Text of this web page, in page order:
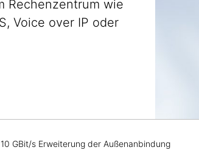
Rechenzentrum wie
Voice over IP oder
GBit/s Erweiterung der Außenanbindung